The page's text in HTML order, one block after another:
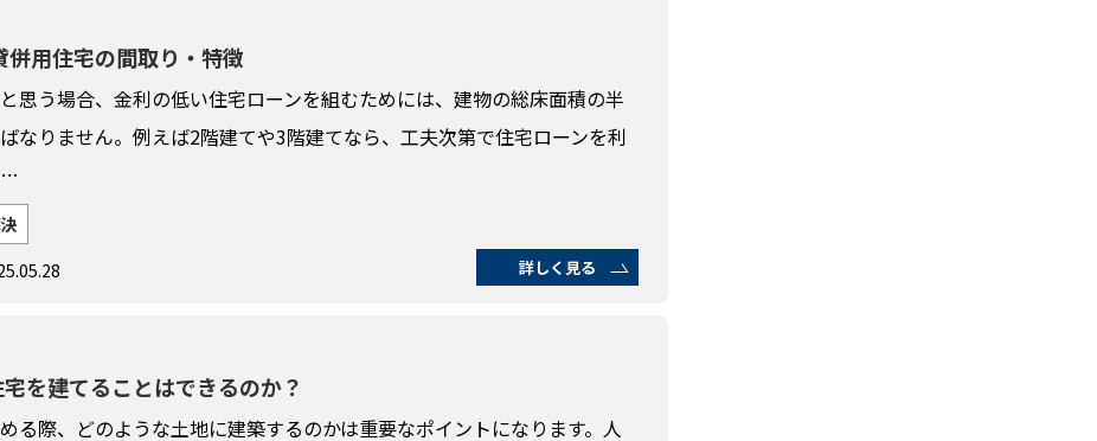
用住宅の間取り・特徴
思う場合、金利の低い住宅ローンを組むためには、建物の総床面積の半
なりません。例えば2階建てや3階建てなら、工夫次第で住宅ローンを利
…
詳しく見る
を建てることはできるのか？
る際、どのような土地に建築するのかは重要なポイントになります。人